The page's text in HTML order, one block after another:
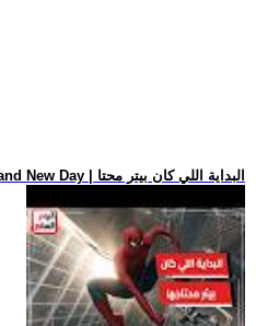
.. فيلم Spider-Man: Brand New Day | البداية اللي كان بيتر محتا